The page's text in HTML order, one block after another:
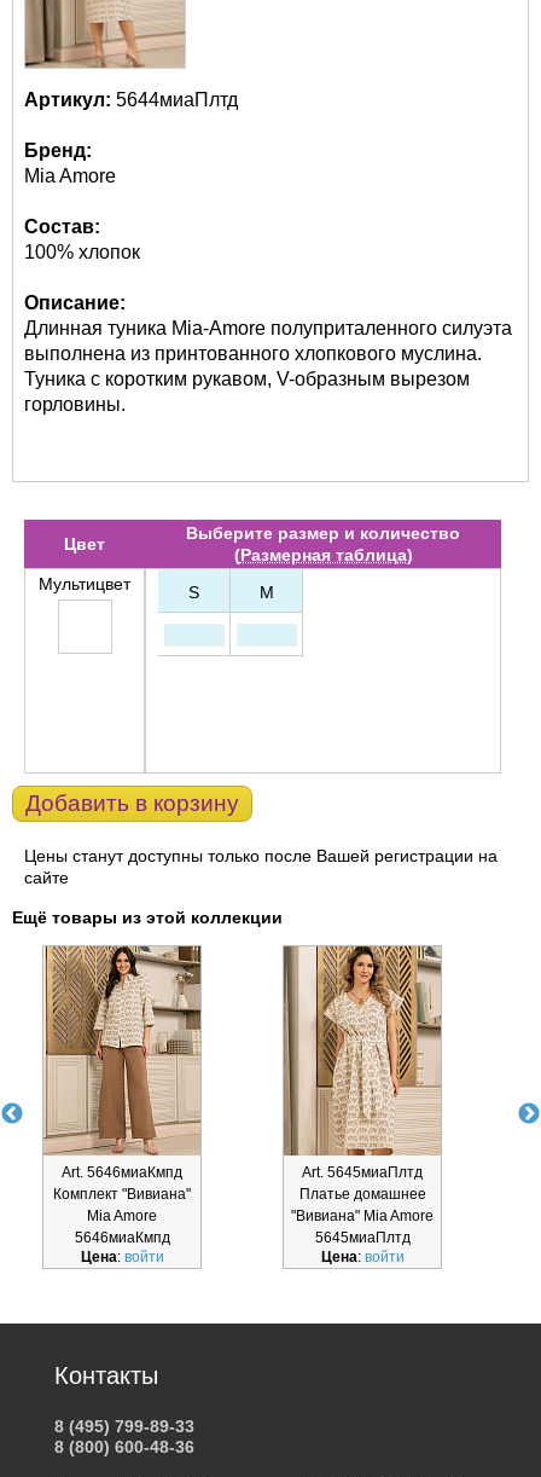
Артикул: 5644миаПлтд
Бренд:
Mia Amore
Состав:
100% хлопок
Описание:
Длинная туника Mia-Amore полуприталенного силуэта
выполнена из принтованного хлопкового муслина.
Туника с коротким рукавом, V-образным вырезом
горловины.
Цвет
Выберите размер и количество
(Размерная таблица)
Мультицвет
S M
Добавить в корзину
Цены станут доступны только после Вашей регистрации на
сайте
Ещё товары из этой коллекции
Art. 5646миаКмпд
Комплект "Вивиана"
Mia Amore
5646миаКмпд
Цена: войти
Art. 5645миаПлтд
Платье домашнее
"Вивиана" Mia Amore
5645миаПлтд
Цена: войти
Контакты
8 (495) 799-89-33
8 (800) 600-48-36